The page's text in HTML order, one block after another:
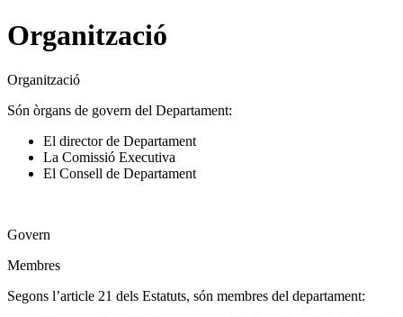
Organització
Organització
Són òrgans de govern del Departament:
El director de Departament
La Comissió Executiva
El Consell de Departament
Govern
Membres
Segons l’article 21 dels Estatuts, són membres del departament: